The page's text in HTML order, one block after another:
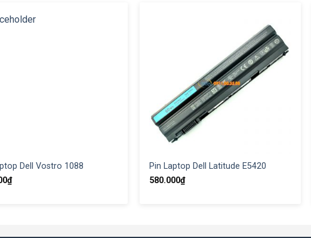
Dell Vostro 1088
₫
Pin Laptop Dell Latitude E5420
580.000₫